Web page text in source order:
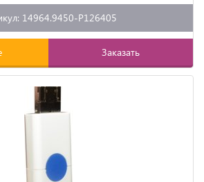
14964.9450-P126405
Заказать